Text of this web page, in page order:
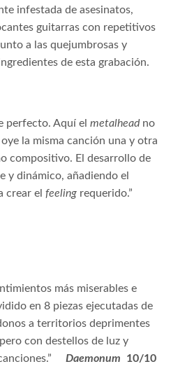
infestada de asesinatos,
guitarras con repetitivos
a las quejumbrosas y
de esta grabación.
perfecto. Aquí el metalheadno
la misma canción una y otra
compositivo. El desarrollo de
y dinámico, añadiendo el
crear el feeling requerido.”
más miserables e
en 8 piezas ejecutadas de
a territorios deprimentes
con destellos de luz y
Daemonum 10/10